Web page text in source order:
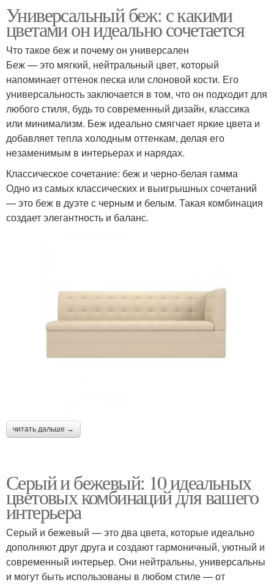
Универсальный беж: с какими
цветами он идеально сочетается
Что такое беж и почему он универсален
Беж — это мягкий, нейтральный цвет, который
напоминает оттенок песка или слоновой кости. Его
универсальность заключается в том, что он подходит для
любого стиля, будь то современный дизайн, классика
или минимализм. Беж идеально смягчает яркие цвета и
добавляет тепла холодным оттенкам, делая его
незаменимым в интерьерах и нарядах.
Классическое сочетание: беж и черно-белая гамма
Одно из самых классических и выигрышных сочетаний
— это беж в дуэте с черным и белым. Такая комбинация
создает элегантность и баланс.
читать дальше →
Серый и бежевый: 10 идеальных
цветовых комбинаций для вашего
интерьера
Серый и бежевый — это два цвета, которые идеально
дополняют друг друга и создают гармоничный, уютный и
современный интерьер. Они нейтральны, универсальны
и могут быть использованы в любом стиле — от